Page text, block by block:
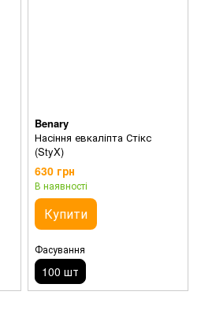
Benary
Насіння евкаліпта Стікс
(StyX)
630 грн
В наявності
Купити
Фасування
100 шт